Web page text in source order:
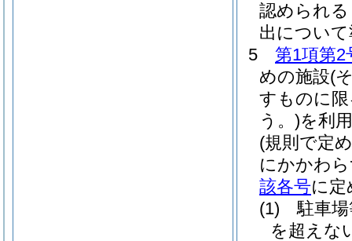
認められ
出につい
5
第1項第2
めの施設(
すものに
う。)を利
(規則で定
にかかわ
該各号に
(1)
駐車
を超えな